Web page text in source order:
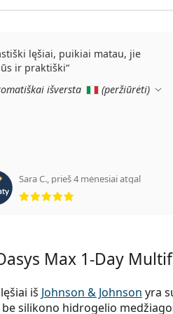
lęšiai, puikiai matau, jie
ir praktiški
išversta
(peržiūrėti)
Sara C., prieš 4 mėnesiai atgal
Įvertinimas 5 iš 5
Max 1-Day
iš Johnson & Johnson yra
silikono hidrogelio